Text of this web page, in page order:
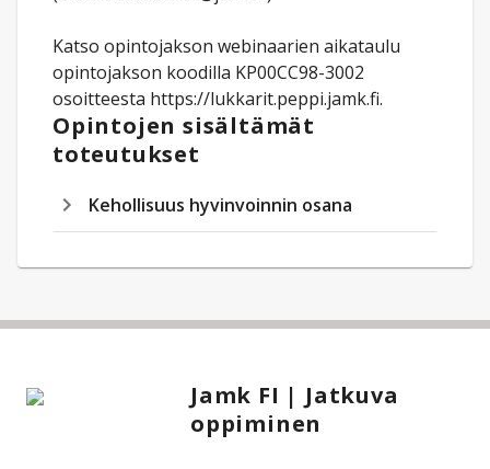
Katso opintojakson webinaarien aikataulu
opintojakson koodilla KP00CC98-3002
osoitteesta https://lukkarit.peppi.jamk.fi.
Opintojen sisältämät
toteutukset
Kehollisuus hyvinvoinnin osana
Jamk FI | Jatkuva
oppiminen